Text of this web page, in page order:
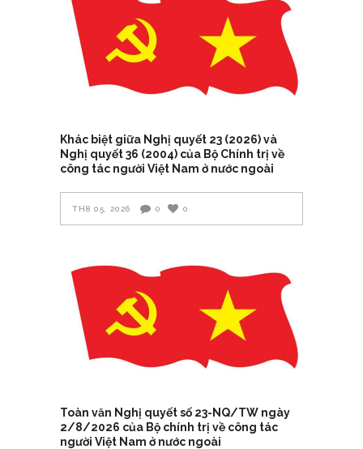
Khác biệt giữa Nghị quyết 23 (2026) và
Nghị quyết 36 (2004) của Bộ Chính trị về
công tác người Việt Nam ở nước ngoài
TH8 05, 2026 0 0
Toàn văn Nghị quyết số 23-NQ/TW ngày
2/8/2026 của Bộ chính trị về công tác
người Việt Nam ở nước ngoài